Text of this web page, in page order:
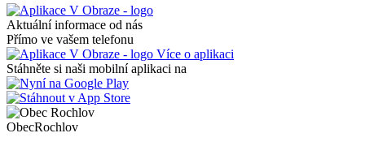
Aktuální informace od nás
Přímo ve vašem telefonu
Více o aplikaci
Stáhněte si naši mobilní aplikaci na
ObecRochlov